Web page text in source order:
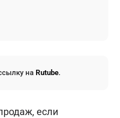
на Rutube.
если